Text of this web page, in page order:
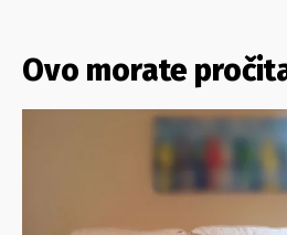
Ovo morate